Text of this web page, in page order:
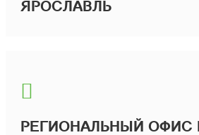
ЯРОСЛАВЛЬ
РЕГИОНАЛЬНЫЙ ОФИС